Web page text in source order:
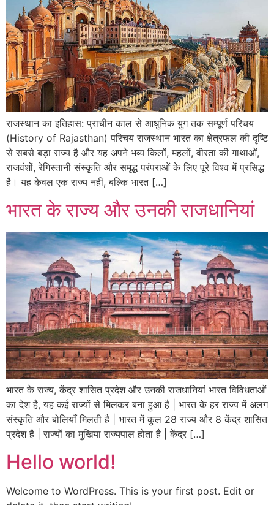
राजस्थान का इतिहास: प्राचीन काल से आधुनिक युग तक सम्पूर्ण परिचय
(History of Rajasthan) परिचय राजस्थान भारत का क्षेत्रफल की दृष्टि
से सबसे बड़ा राज्य है और यह अपने भव्य किलों, महलों, वीरता की गाथाओं,
राजवंशों, रेगिस्तानी संस्कृति और समृद्ध परंपराओं के लिए पूरे विश्व में प्रसिद्ध
है। यह केवल एक राज्य नहीं, बल्कि भारत […]
भारत के राज्य और उनकी राजधानियां
भारत के राज्य, केंद्र शासित प्रदेश और उनकी राजधानियां भारत विविधताओं
का देश है, यह कई राज्यों से मिलकर बना हुआ है | भारत के हर राज्य में अलग
संस्कृति और बोलियाँ मिलती है | भारत में कुल 28 राज्य और 8 केंद्र शासित
प्रदेश है | राज्यों का मुखिया राज्यपाल होता है | केंद्र […]
Hello world!
Welcome to WordPress. This is your first post. Edit or